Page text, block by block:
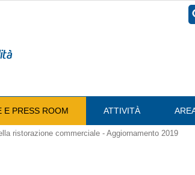
E PRESS ROOM ATTIVITÀ
ristorazione commerciale - Aggiornamento 2019